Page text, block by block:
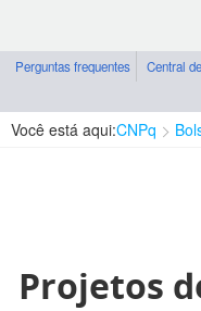
Perguntas frequentes Central
Você está aqui:CNPq
Projetos